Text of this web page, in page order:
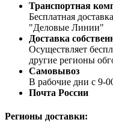
Транспортная
Бесплатная
"Деловые Линии"
Доставка
Осуществляет
другие регионы
Самовывоз
В рабочие дни с 9-
Почта России
Регионы доставки: